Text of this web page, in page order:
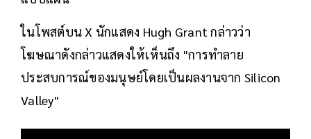
ในโพสต์บน X นักแสดง Hugh Grant กล่าวว่า
โฆษณาดังกล่าวแสดงให้เห็นถึง "การทำลาย
ประสบการณ์ของมนุษย์โดยเป็นผลงานจาก Silicon
Valley"